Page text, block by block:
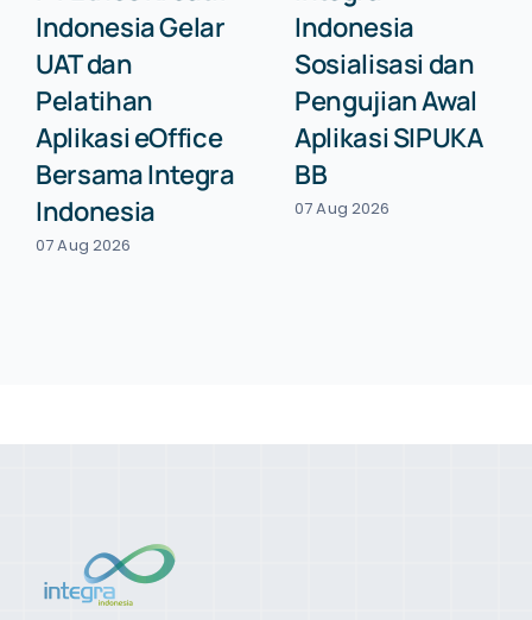
Indonesia Gelar
UAT dan
Pelatihan
Aplikasi eOffice
Bersama Integra
Indonesia
07 Aug 2026
Indonesia
Sosialisasi dan
Pengujian Awal
Aplikasi SIPUKA
BB
07 Aug 2026